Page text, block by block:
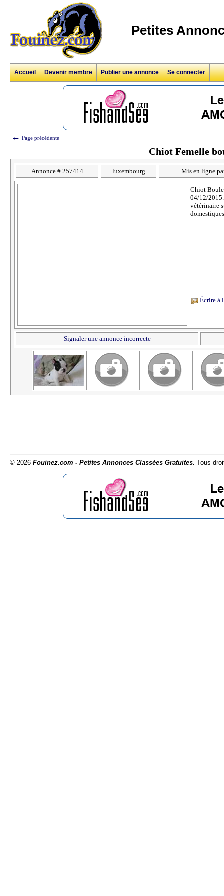
Petites
Accueil Devenir membre Publier une annonce Se connecter
← Page précédente
Chiot Femelle
Annonce # 257414 luxembourg Mis en ligne
Chiot
04/12/
vétérinaire
Écrire à
Signaler une annonce incorrecte
© 2026 Fouinez.com - Petites Annonces Classées Gratuites. Tous